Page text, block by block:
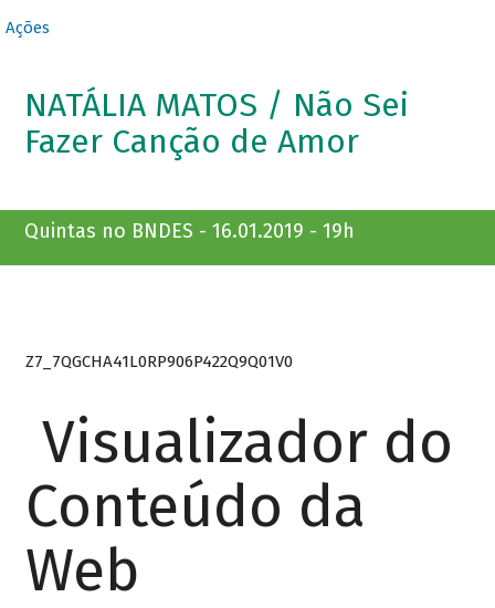
Ações
NATÁLIA MATOS / Não Sei
Fazer Canção de Amor
Quintas no BNDES - 16.01.2019 - 19h
Z7_7QGCHA41L0RP906P422Q9Q01V0
Visualizador do
Conteúdo da
Web